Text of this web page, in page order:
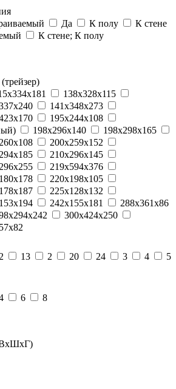
Да К полу
К стене
К стене; К полу
138x328x115
141x348x273
195x244x108
198x296x140
198x298x165
200x259x152
210x296x145
219x594x376
220x198x105
225x128x132
242x155x181
288x361x86
300x424x250
13 2 20 24 3 4
5
6
8